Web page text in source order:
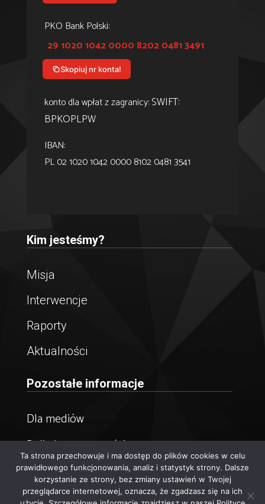
PKO Bank Polski:
29 1020 1042 0000 8202 0481 3491
Skopiuj nr konta!
konto dla wpłat z zagranicy:SWIFT:
BPKOPLPW
IBAN:
PL 02 1020 1042 0000 8102 0481 3541
Kim jesteśmy?
Misja
Interwencje
Raporty
Aktualności
Pozostałe informacje
Dla mediów
Polityka prywatności
Newsletter
© 2023 Reduta Dobrego Imienia
Ta strona przechowuje i ma dostęp do plików cookies w celu
prawidłowego funkcjonowania, analiz i statystyk strony. Dalsze
korzystanie ze strony, bez zmiany ustawień w Twojej
przeglądarce internetowej, oznacza, że zgadzasz się na ich